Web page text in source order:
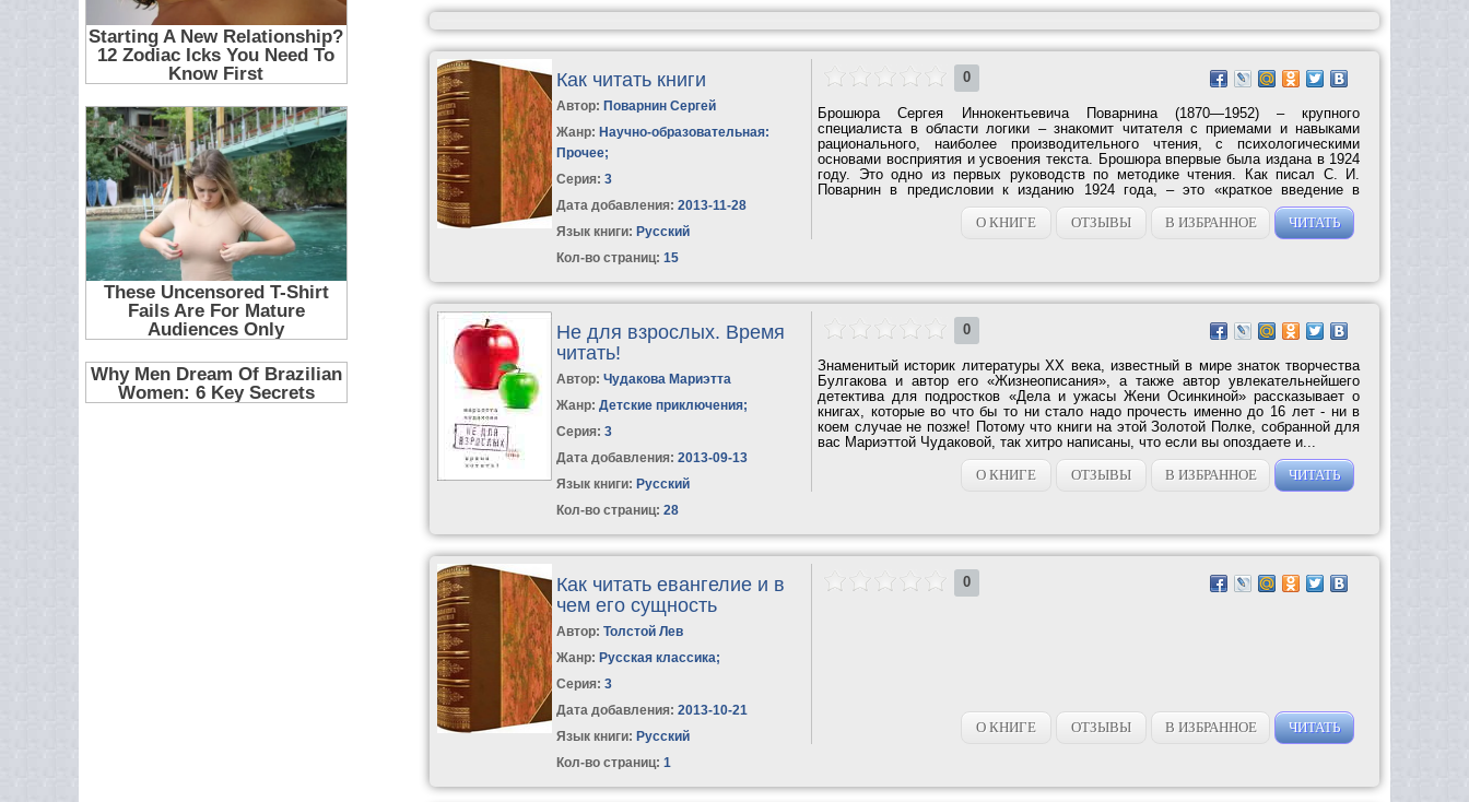
Как читать книги
Автор: Поварнин Сергей
Жанр: Научно-образовательная:
Прочее;
Серия:3
Дата добавления: 2013-11-28
Язык книги: Русский
Кол-во страниц: 15
0
Брошюра Сергея Иннокентьевича Поварнина (1870—1952) – крупного
специалиста в области логики – знакомит читателя с приемами и навыками
рационального, наиболее производительного чтения, с психологическими
основами восприятия и усвоения текста. Брошюра впервые была издана в 1924
году. Это одно из первых руководств по методике чтения. Как писал C. И.
Пoварнин в предисловии к изданию 1924 года, – это «краткое введение в
О КНИГЕ
ОТЗЫВЫ В ИЗБРАННОЕ ЧИТАТЬ
Не для взрослых. Время
читать!
Автор:Чудакова Мариэтта
Жанр: Детские приключения;
Серия:3
Дата добавления: 2013-09-13
Язык книги: Русский
Кол-во страниц: 28
0
Знаменитый историк литературы ХХ века, известный в мире знаток творчества
Булгакова и автор его «Жизнеописания», а также автор увлекательнейшего
детектива для подростков «Дела и ужасы Жени Осинкиной» рассказывает о
книгах, которые во что бы то ни стало надо прочесть именно до 16 лет - ни в
коем случае не позже! Потому что книги на этой Золотой Полке, собранной для
вас Мариэттой Чудаковой, так хитро написаны, что если вы опоздаете и...
О КНИГЕ
ОТЗЫВЫ В ИЗБРАННОЕ ЧИТАТЬ
Как читать евангелие и в
чем его сущность
Автор:Толстой Лев
Жанр: Русская классика;
Серия:3
Дата добавления: 2013-10-21
Язык книги: Русский
Кол-во страниц: 1
0
О КНИГЕ ОТЗЫВЫ В ИЗБРАННОЕ ЧИТАТЬ